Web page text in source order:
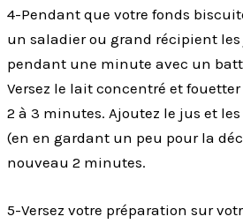
4-Pendant que votre fonds
un saladier ou grand récipient les
pendant une minute avec un
Versez le lait concentré et
2 à 3 minutes. Ajoutez le jus et
(en en gardant un peu pour la
nouveau 2 minutes.
5-Versez votre préparation sur